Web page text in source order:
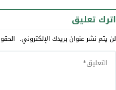
اترك تعليق
لن يتم نشر عنوان بريدك الإلكتروني.